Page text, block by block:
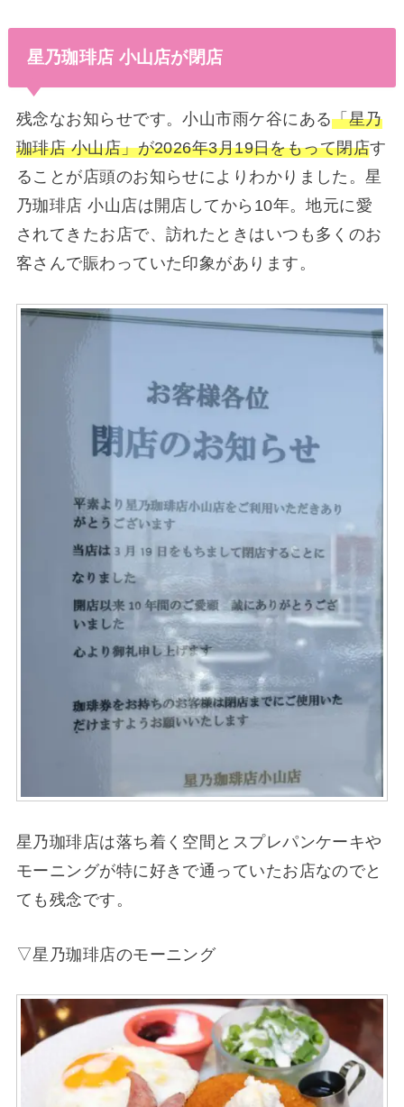
星乃珈琲店 小山店が閉店
残念なお知らせです。小山市雨ケ谷にある「星乃
珈琲店 小山店」が2026年3月19日をもって閉店す
ることが店頭のお知らせによりわかりました。星
乃珈琲店 小山店は開店してから10年。地元に愛
されてきたお店で、訪れたときはいつも多くのお
客さんで賑わっていた印象があります。
星乃珈琲店は落ち着く空間とスプレパンケーキや
モーニングが特に好きで通っていたお店なのでと
ても残念です。
▽星乃珈琲店のモーニング